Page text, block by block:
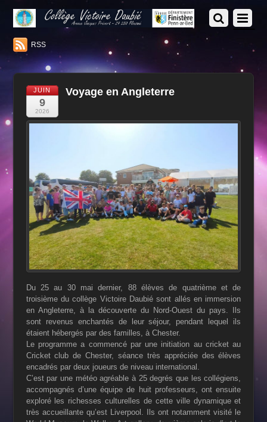
RSS
JUIN
9
2026
Voyage en Angleterre
Du 25 au 30 mai dernier, 88 élèves de quatrième et de
troisième du collège Victoire Daubié sont allés en immersion
en Angleterre, à la découverte du Nord-Ouest du pays. Ils
sont revenus enchantés de leur séjour, pendant lequel ils
étaient hébergés par des familles, à Chester.
Le programme a commencé par une initiation au cricket au
Cricket club de Chester, séance très appréciée des élèves
encadrés par deux joueurs de niveau international.
C’est par une météo agréable à 25 degrés que les collégiens,
accompagnés d’une équipe de huit professeurs, ont ensuite
exploré les richesses culturelles de cette ville dynamique et
très accueillante qu’est Liverpool. Ils ont notamment visité le